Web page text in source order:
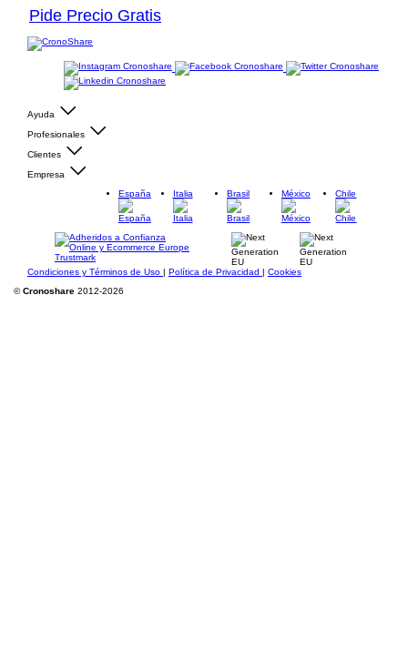
Pide Precio Gratis
Ayuda
Profesionales
Clientes
Empresa
España
Italia Brasil México Chile
Condiciones y Términos de Uso | Política de Privacidad | Cookies
©Cronoshare 2012-2026